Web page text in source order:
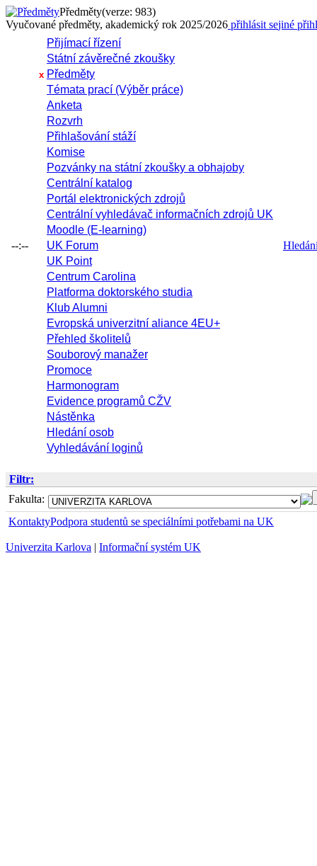
Předměty(verze: 983)
Vyučované předměty, akademický rok 2025/2026 přihlásit sejiné
--:--
Přijímací řízení
Státní závěrečné zkoušky
x Předměty
Témata prací (Výběr práce)
Anketa
Rozvrh
Přihlašování stáží
Komise
Pozvánky na státní zkoušky a obhajoby
Centrální katalog
Portál elektronických zdrojů
Centrální vyhledávač informačních zdrojů UK
Moodle (E-learning)
UK Forum
UK Point
Centrum Carolina
Platforma doktorského studia
Klub Alumni
Evropská univerzitní aliance 4EU+
Přehled školitelů
Souborový manažer
Promoce
Harmonogram
Evidence programů CŽV
Nástěnka
Hledání osob
Vyhledávání loginů
Filtr:
Fakulta:
KontaktyPodpora studentů se speciálními potřebami na UK
Univerzita Karlova | Informační systém UK